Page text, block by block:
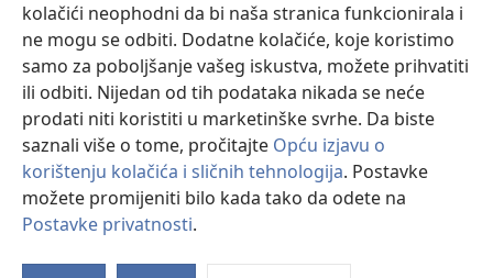
kolačići neophodni da bi naša stranica funkcionirala i
ne mogu se odbiti. Dodatne kolačiće, koje koristimo
samo za poboljšanje vašeg iskustva, možete prihvatiti
ili odbiti. Nijedan od tih podataka nikada se neće
prodati niti koristiti u marketinške svrhe. Da biste
saznali više o tome, pročitajte Opću izjavu o
korištenju kolačića i sličnih tehnologija. Postavke
možete promijeniti bilo kada tako da odete na
Postavke privatnosti.
Postavke prikaza
Copyright© 2026 Watch Tower Bible and Tract Society of Pennsylvania.
UVJETI KORIŠTENJA|